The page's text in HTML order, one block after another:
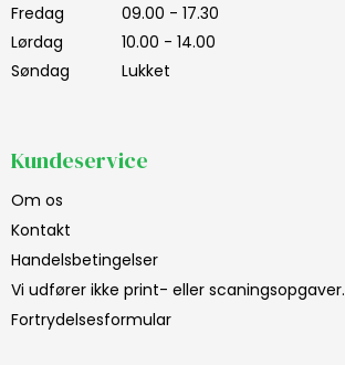
Fredag
09.00 - 17.30
Lørdag
10.00 - 14.00
Søndag
Lukket
Kundeservice
Om os
Kontakt
Handelsbetingelser
Vi udfører ikke print- eller scaningsopgaver.
Fortrydelsesformular